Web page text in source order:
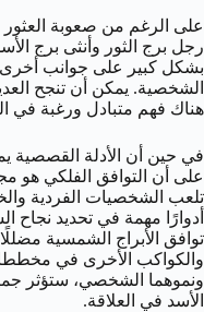
على الرغم من صعوبة
رجل برج الثور وأنثى برج
بشكل كبير على جوانب أخرى
الشخصية. يمكن أن تنجح
هناك فهم متبادل ورغبة في
في حين أن الأدلة القصصية
على أن التوافق الفلكي هو
تلعب الشخصيات الفردية
أدوارًا مهمة في تحديد نجاح
توافق الأبراج الشمسية
والكواكب الأخرى في مخططات
ونموهما الشخصي، ستؤثر
الأسد في العلاقة.